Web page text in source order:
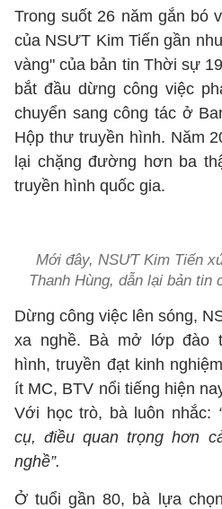
Trong suốt 26 năm gắn bó
của NSƯT Kim Tiến gần
vàng" của bản tin Thời sự
bắt đầu dừng công việc
chuyển sang công tác ở
Hộp thư truyền hình. Năm
lại chặng đường hơn ba
truyền hình quốc gia.
Mới đây, NSƯT Kim Tiến
Thanh Hùng, dẫn lại bản
Dừng công việc lên sóng,
xa nghề. Bà mở lớp đào
hình, truyền đạt kinh
ít MC, BTV nổi tiếng hiện
Với học trò, bà luôn nhắc:
cụ, điều quan trọng hơn
nghề”.
Ở tuổi gần 80, bà lựa